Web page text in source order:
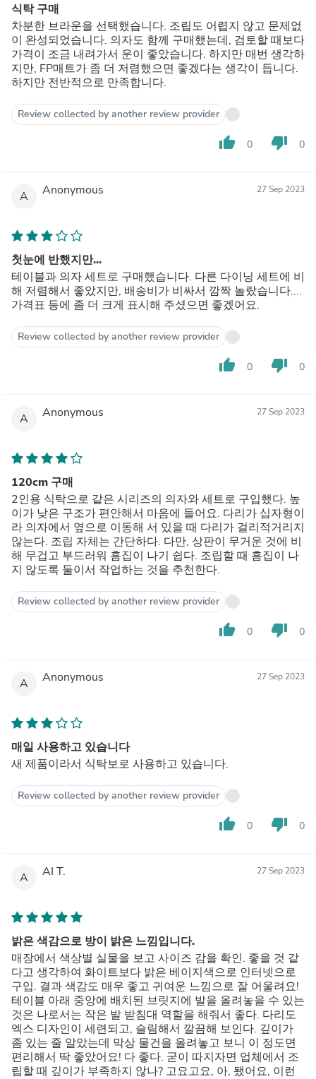
식탁 구매
차분한 브라운을 선택했습니다. 조립도 어렵지 않고 문제없
이 완성되었습니다. 의자도 함께 구매했는데, 검토할 때보다
가격이 조금 내려가서 운이 좋았습니다. 하지만 매번 생각하
지만, FP매트가 좀 더 저렴했으면 좋겠다는 생각이 듭니다.
하지만 전반적으로 만족합니다.
Review collected by another review provider
thumb_up 0 thumb_down 0
A Anonymous 27 Sep 2023
첫눈에 반했지만...
테이블과 의자 세트로 구매했습니다. 다른 다이닝 세트에 비
해 저렴해서 좋았지만, 배송비가 비싸서 깜짝 놀랐습니다....
가격표 등에 좀 더 크게 표시해 주셨으면 좋겠어요.
Review collected by another review provider
thumb_up 0 thumb_down 0
A Anonymous 27 Sep 2023
120cm 구매
2인용 식탁으로 같은 시리즈의 의자와 세트로 구입했다. 높
이가 낮은 구조가 편안해서 마음에 들어요. 다리가 십자형이
라 의자에서 옆으로 이동해 서 있을 때 다리가 걸리적거리지
않는다. 조립 자체는 간단하다. 다만, 상판이 무거운 것에 비
해 무겁고 부드러워 흠집이 나기 쉽다. 조립할 때 흠집이 나
지 않도록 둘이서 작업하는 것을 추천한다.
Review collected by another review provider
thumb_up 0 thumb_down 0
A Anonymous 27 Sep 2023
매일 사용하고 있습니다
새 제품이라서 식탁보로 사용하고 있습니다.
Review collected by another review provider
thumb_up 0 thumb_down 0
A AI T. 27 Sep 2023
밝은 색감으로 방이 밝은 느낌입니다.
매장에서 색상별 실물을 보고 사이즈 감을 확인. 좋을 것 같
다고 생각하여 화이트보다 밝은 베이지색으로 인터넷으로
구입. 결과 색감도 매우 좋고 귀여운 느낌으로 잘 어울려요!
테이블 아래 중앙에 배치된 브릿지에 발을 올려놓을 수 있는
것은 나로서는 작은 발 받침대 역할을 해줘서 좋다. 다리도
엑스 디자인이 세련되고, 슬림해서 깔끔해 보인다. 깊이가
좀 있는 줄 알았는데 막상 물건을 올려놓고 보니 이 정도면
편리해서 딱 좋았어요! 다 좋다. 굳이 따지자면 업체에서 조
립할 때 깊이가 부족하지 않나? 고요고요, 아, 됐어요, 이런